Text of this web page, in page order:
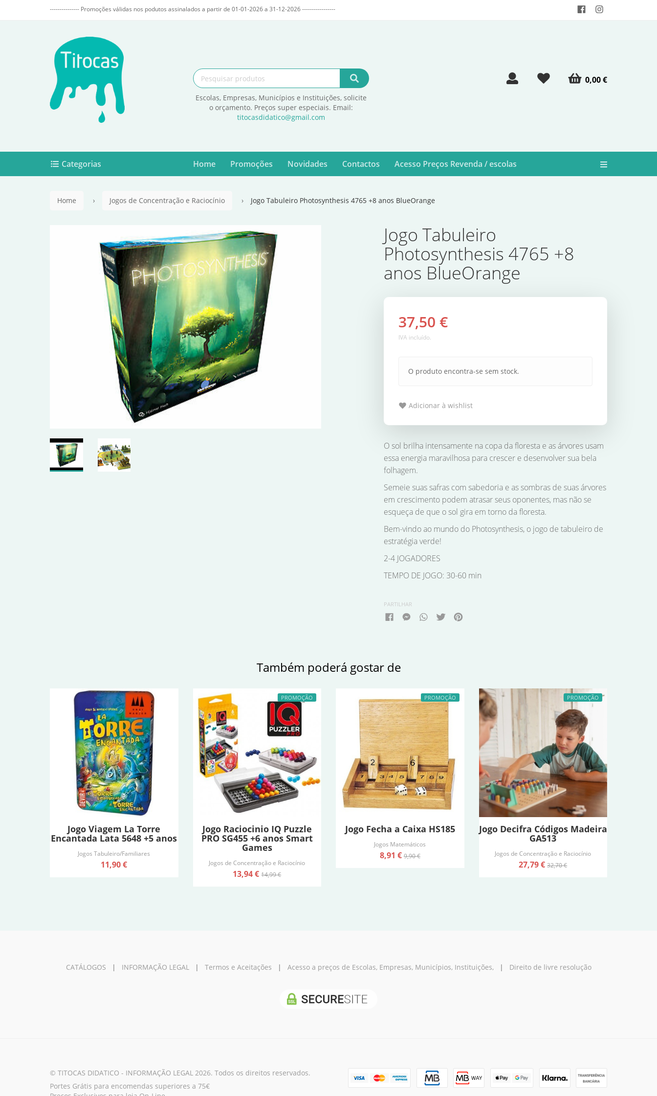
--------------- Promoções válidas nos podutos assinalados a partir de 01-01-2026 a 31-12-2026 -----------------
Escolas, Empresas, Municípios e Instituições, solicite
o orçamento. Preços super especiais. Email:
titocasdidatico@gmail.com
0,00 €
Home Promoções Novidades Contactos Acesso Preços Revenda / escolas
Categorias
Home Jogos de Concentração e Raciocínio Jogo Tabuleiro Photosynthesis 4765 +8 anos BlueOrange
Jogo Tabuleiro
Photosynthesis 4765 +8
anos BlueOrange
37,50 €
IVA incluído.
O produto encontra-se sem stock.
Adicionar à wishlist
O sol brilha intensamente na copa da floresta e as árvores usam
essa energia maravilhosa para crescer e desenvolver sua bela
folhagem.
Semeie suas safras com sabedoria e as sombras de suas árvores
em crescimento podem atrasar seus oponentes, mas não se
esqueça de que o sol gira em torno da floresta.
Bem-vindo ao mundo do Photosynthesis, o jogo de tabuleiro de
estratégia verde!
2-4 JOGADORES
TEMPO DE JOGO: 30-60 min
PARTILHAR
Também poderá gostar de
Jogo Viagem La Torre
Encantada Lata 5648 +5 anos
Jogos Tabuleiro/Familiares
11,90 €
PROMOÇÃO
Jogo Raciocinio IQ Puzzle
PRO SG455 +6 anos Smart
Games
Jogos de Concentração e Raciocínio
13,94 €14,99 €
PROMOÇÃO
Jogo Fecha a Caixa HS185
Jogos Matemáticos
8,91 €9,90 €
PROMOÇÃO
Jogo Decifra Códigos Madeira
GA513
Jogos de Concentração e Raciocínio
27,79 €32,70 €
CATÁLOGOS | INFORMAÇÃO LEGAL | Termos e Aceitações | Acesso a preços de Escolas, Empresas, Municípios, Instituições,| Direito de livre resolução
© TITOCAS DIDATICO - INFORMAÇÃO LEGAL 2026. Todos os direitos reservados.
Portes Grátis para encomendas superiores a 75€